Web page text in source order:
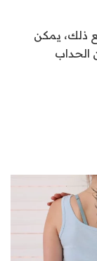
ذلك، يمكن
الحداب